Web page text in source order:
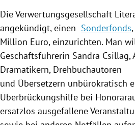
Untermenü
DieVerwertungsgesellschaft
angekündigt, einen Sonderfonds
Million Euro, einzurichten. Man
Geschäftsführerin Sandra Csillag,
Dramatikern, Drehbuchautoren
und Übersetzern unbürokratisch
Überbrückungshilfe bei
ersatzlos ausgefallene